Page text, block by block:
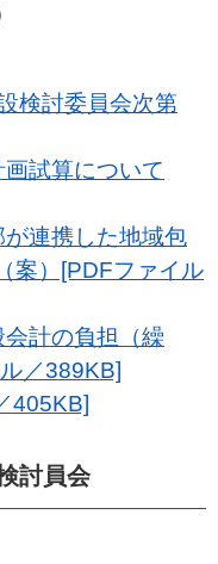
検討委員会次第
試算について
連携した地域包
案）[PDFファイル
計の負担（繰
／389KB]
405KB]
討員会